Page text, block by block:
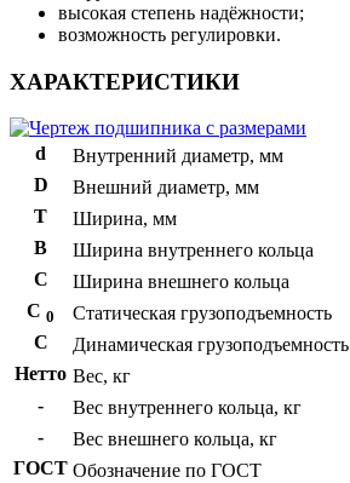
высокая степень надёжности;
возможность регулировки.
ХАРАКТЕРИСТИКИ
d Внутренний диаметр, мм
D
Внешний диаметр, мм
T
Ширина, мм
B
Ширина внутреннего кольца
С
Ширина внешнего кольца
С 0 Статическая грузоподъемность
C
Динамическая грузоподъемность
Нетто Вес, кг
-
Вес внутреннего кольца, кг
-
Вес внешнего кольца, кг
ГОСТ Обозначение по ГОСТ